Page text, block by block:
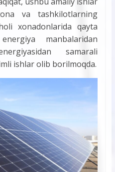
va tashkilotlarning
xonadonlarida qayta
manbalaridan
samarali
ishlar olib borilmoqda.